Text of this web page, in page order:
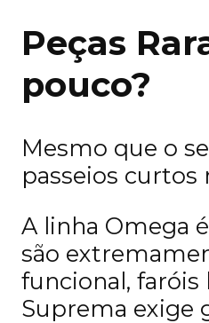
Peças
pouco?
Mesmo que o
passeios curtos
A linha Omega
são
funcional,
Suprema exige